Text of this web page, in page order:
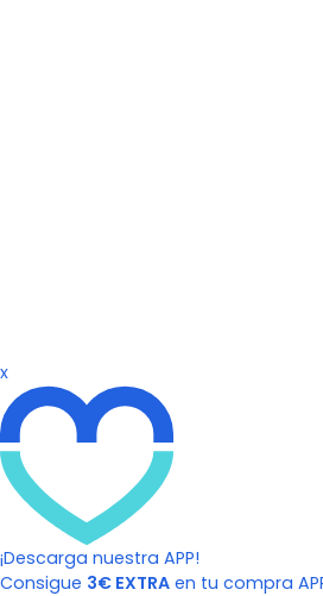
x
¡Descarga nuestra APP!
Consigue 3€ EXTRA en tu compra